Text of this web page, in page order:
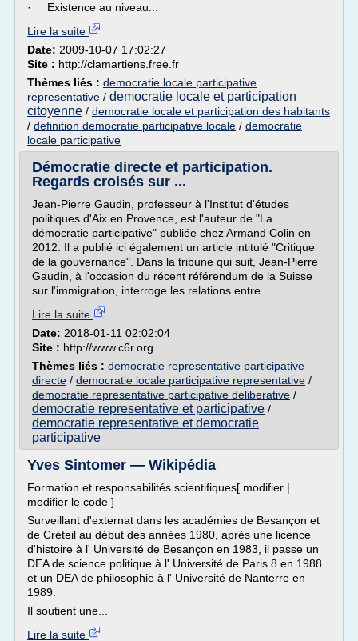
· Existence au niveau...
Lire la suite
Date: 2009-10-07 17:02:27
Site : http://clamartiens.free.fr
Thèmes liés : democratie locale participative
representative / democratie locale et participation
citoyenne / democratie locale et participation des habitants
/ definition democratie participative locale / democratie
locale participative
Démocratie directe et participation.
Regards croisés sur ...
Jean-Pierre Gaudin, professeur à l'Institut d'études
politiques d'Aix en Provence, est l'auteur de "La
démocratie participative" publiée chez Armand Colin en
2012. Il a publié ici également un article intitulé "Critique
de la gouvernance". Dans la tribune qui suit, Jean-Pierre
Gaudin, à l'occasion du récent référendum de la Suisse
sur l'immigration, interroge les relations entre...
Lire la suite
Date: 2018-01-11 02:02:04
Site : http://www.c6r.org
Thèmes liés : democratie representative participative
directe / democratie locale participative representative /
democratie representative participative deliberative /
democratie representative et participative /
democratie representative et democratie
participative
Yves Sintomer — Wikipédia
Formation et responsabilités scientifiques[ modifier |
modifier le code ]
Surveillant d'externat dans les académies de Besançon et
de Créteil au début des années 1980, après une licence
d'histoire à l' Université de Besançon en 1983, il passe un
DEA de science politique à l' Université de Paris 8 en 1988
et un DEA de philosophie à l' Université de Nanterre en
1989.
Il soutient une...
Lire la suite